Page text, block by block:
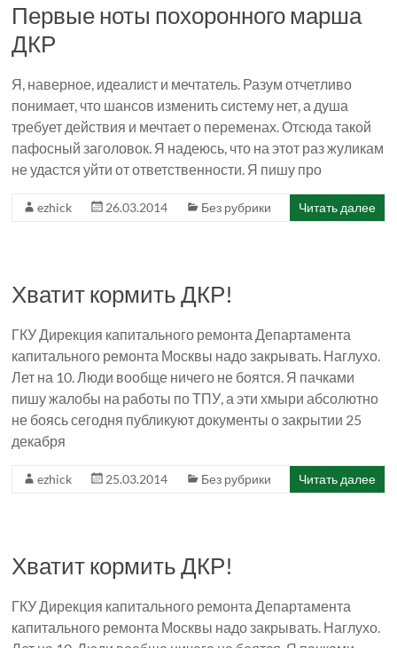
Первые ноты похоронного марша
ДКР
Я, наверное, идеалист и мечтатель. Разум отчетливо
понимает, что шансов изменить систему нет, а душа
требует действия и мечтает о переменах. Отсюда такой
пафосный заголовок. Я надеюсь, что на этот раз жуликам
не удастся уйти от ответственности. Я пишу про
ezhick 26.03.2014 Без рубрики Читать далее
Хватит кормить ДКР!
ГКУ Дирекция капитального ремонта Департамента
капитального ремонта Москвы надо закрывать. Наглухо.
Лет на 10. Люди вообще ничего не боятся. Я пачками
пишу жалобы на работы по ТПУ, а эти хмыри абсолютно
не боясь сегодня публикуют документы о закрытии 25
декабря
ezhick 25.03.2014 Без рубрики Читать далее
Хватит кормить ДКР!
ГКУ Дирекция капитального ремонта Департамента
капитального ремонта Москвы надо закрывать. Наглухо.